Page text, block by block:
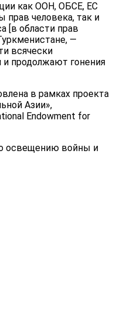
как ООН, ОБСЕ, ЕС
человека, так и
[в области прав
—
всячески
продолжают гонения
в рамках проекта
Азии»,
Endowment for
освещению войны и